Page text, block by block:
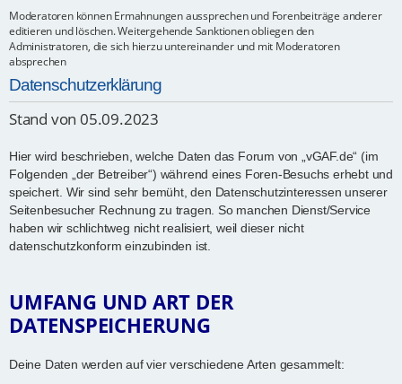
Moderatoren können Ermahnungen aussprechen und Forenbeiträge anderer
editieren und löschen. Weitergehende Sanktionen obliegen den
Administratoren, die sich hierzu untereinander und mit Moderatoren
absprechen
Datenschutzerklärung
Stand von 05.09.2023
Hier wird beschrieben, welche Daten das Forum von „vGAF.de“ (im
Folgenden „der Betreiber“) während eines Foren-Besuchs erhebt und
speichert. Wir sind sehr bemüht, den Datenschutzinteressen unserer
Seitenbesucher Rechnung zu tragen. So manchen Dienst/Service
haben wir schlichtweg nicht realisiert, weil dieser nicht
datenschutzkonform einzubinden ist.
UMFANG UND ART DER
DATENSPEICHERUNG
Deine Daten werden auf vier verschiedene Arten gesammelt: